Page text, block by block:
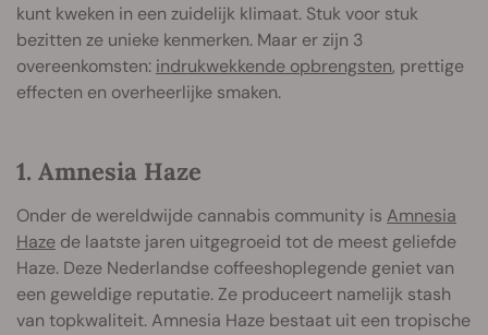
kunt kweken in een zuidelijk klimaat. Stuk voor stuk
bezitten ze unieke kenmerken. Maar er zijn 3
overeenkomsten: indrukwekkende opbrengsten, prettige
effecten en overheerlijke smaken.
1. Amnesia Haze
Onder de wereldwijde cannabis community is Amnesia
Haze de laatste jaren uitgegroeid tot de meest geliefde
Haze. Deze Nederlandse coffeeshoplegende geniet van
een geweldige reputatie. Ze produceert namelijk stash
van topkwaliteit. Amnesia Haze bestaat uit een tropische